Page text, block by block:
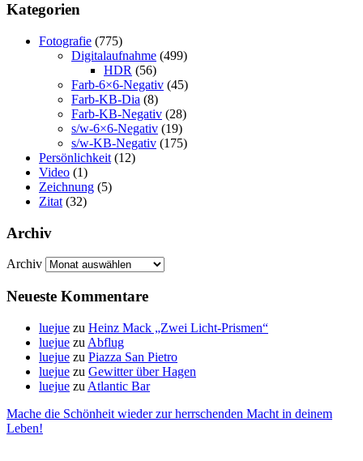
Kategorien
Fotografie (775)
Digitalaufnahme (499)
HDR (56)
Farb-6×6-Negativ (45)
Farb-KB-Dia (8)
Farb-KB-Negativ (28)
s/w-6×6-Negativ (19)
s/w-KB-Negativ (175)
Persönlichkeit (12)
Video (1)
Zeichnung (5)
Zitat (32)
Archiv
Archiv
Neueste Kommentare
luejue zu Heinz Mack „Zwei Licht-Prismen“
luejue zu Abflug
luejue zu Piazza San Pietro
luejue zu Gewitter über Hagen
luejue zu Atlantic Bar
Mache die Schönheit wieder zur herrschenden Macht in deinem
Leben!